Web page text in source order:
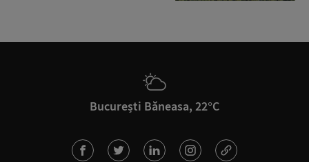
București Băneasa, 22°C